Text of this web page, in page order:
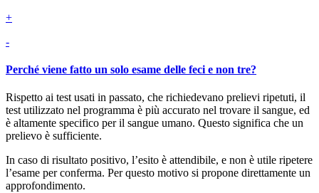
+
-
Perché viene fatto un solo esame delle feci e non tre?
Rispetto ai test usati in passato, che richiedevano prelievi ripetuti, il
test utilizzato nel programma è più accurato nel trovare il sangue, ed
è altamente specifico per il sangue umano. Questo significa che un
prelievo è sufficiente.
In caso di risultato positivo, l’esito è attendibile, e non è utile ripetere
l’esame per conferma. Per questo motivo si propone direttamente un
approfondimento.